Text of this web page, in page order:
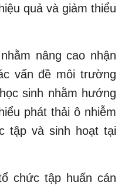
quả và giảm thiểu
nâng cao nhận
vấn đề môi trường
sinh nhằm hướng
phát thải ô nhiễm
tập và sinh hoạt tại
chức tập huấn cán